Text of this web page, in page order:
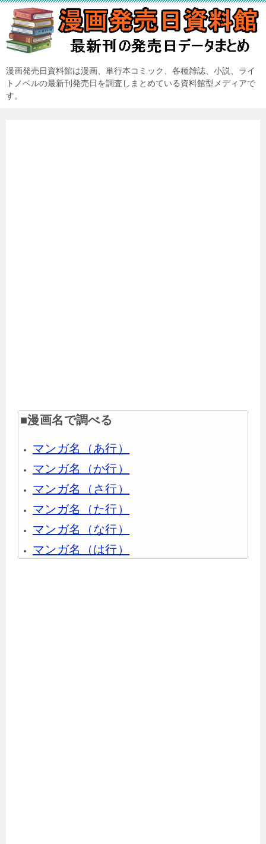
漫画発売日資料館は漫画、単行本コミック、各種雑誌、小説、ライ
トノベルの最新刊発売日を調査しまとめている資料館型メディアで
す。
■漫画名で調べる
マンガ名（あ行）
マンガ名（か行）
マンガ名（さ行）
マンガ名（た行）
マンガ名（な行）
マンガ名（は行）